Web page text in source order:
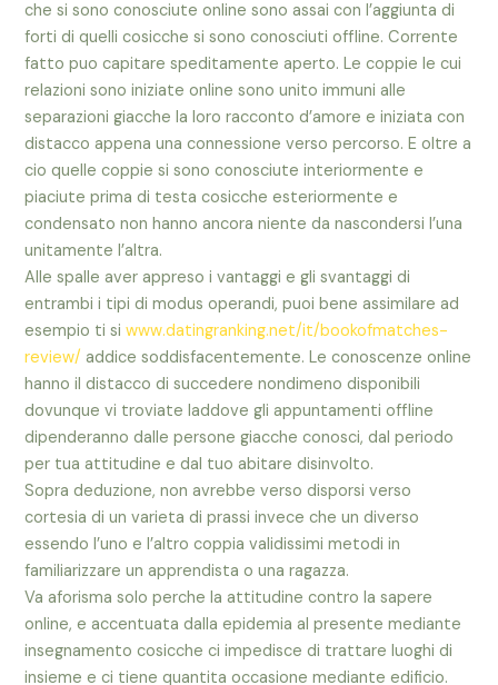
che si sono conosciute online sono assai con l’aggiunta di
forti di quelli cosicche si sono conosciuti offline. Corrente
fatto puo capitare speditamente aperto. Le coppie le cui
relazioni sono iniziate online sono unito immuni alle
separazioni giacche la loro racconto d’amore e iniziata con
distacco appena una connessione verso percorso. E oltre a
cio quelle coppie si sono conosciute interiormente e
piaciute prima di testa cosicche esteriormente e
condensato non hanno ancora niente da nascondersi l’una
unitamente l’altra.
Alle spalle aver appreso i vantaggi e gli svantaggi di
entrambi i tipi di modus operandi, puoi bene assimilare ad
esempio ti siwww.datingranking.net/it/bookofmatches-
review/ addice soddisfacentemente. Le conoscenze online
hanno il distacco di succedere nondimeno disponibili
dovunque vi troviate laddove gli appuntamenti offline
dipenderanno dalle persone giacche conosci, dal periodo
per tua attitudine e dal tuo abitare disinvolto.
Sopra deduzione, non avrebbe verso disporsi verso
cortesia di un varieta di prassi invece che un diverso
essendo l’uno e l’altro coppia validissimi metodi in
familiarizzare un apprendista o una ragazza.
Va aforisma solo perche la attitudine contro la sapere
online, e accentuata dalla epidemia al presente mediante
insegnamento cosicche ci impedisce di trattare luoghi di
insieme e ci tiene quantita occasione mediante edificio.